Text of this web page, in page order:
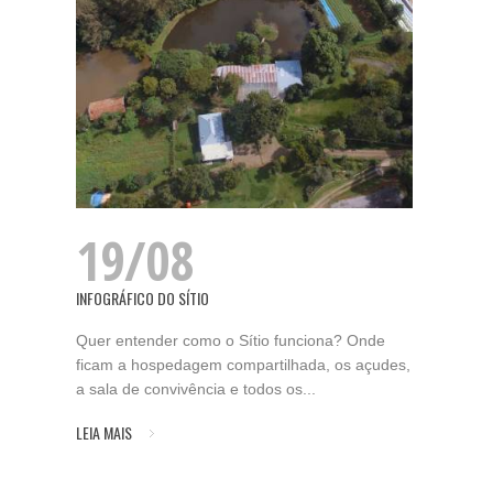
19/08
INFOGRÁFICO DO SÍTIO
Quer entender como o Sítio funciona? Onde
ficam a hospedagem compartilhada, os açudes,
a sala de convivência e todos os...
LEIA MAIS